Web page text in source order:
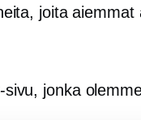
joita
jonka